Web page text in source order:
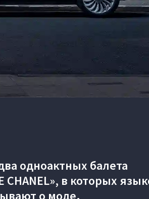
одноактных балета
в которых
о моде.